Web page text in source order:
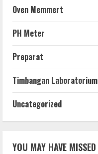
Oven Memmert
PH Meter
Preparat
Timbangan Laboratorium
Uncategorized
YOU MAY HAVE MISSED